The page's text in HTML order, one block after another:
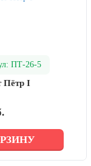
ПТ-26-5
Пётр I